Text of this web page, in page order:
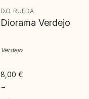
D.O. RUEDA
Diorama Verdejo
Verdejo
8,00€
−